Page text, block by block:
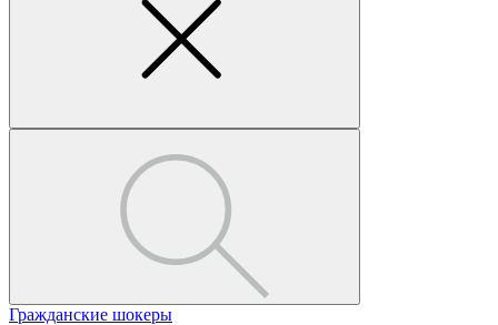
Гражданские шокеры